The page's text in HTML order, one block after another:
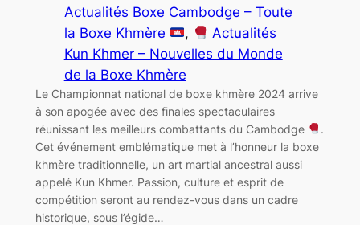
Actualités Boxe Cambodge – Toute
la Boxe Khmère
,
Actualités
Kun Khmer – Nouvelles du Monde
de la Boxe Khmère
Le Championnat national de boxe khmère 2024 arrive
à son apogée avec des finales spectaculaires
réunissant les meilleurs combattants du Cambodge
.
Cet événement emblématique met à l’honneur la boxe
khmère traditionnelle, un art martial ancestral aussi
appelé Kun Khmer. Passion, culture et esprit de
compétition seront au rendez-vous dans un cadre
historique, sous l’égide…